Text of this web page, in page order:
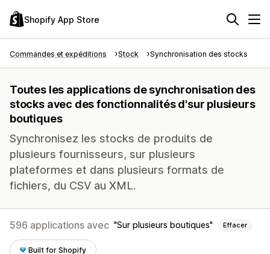
Shopify App Store
Commandes et expéditions Stock Synchronisation des stocks
Toutes les applications de synchronisation des
stocks avec des fonctionnalités d'sur plusieurs
boutiques
Synchronisez les stocks de produits de
plusieurs fournisseurs, sur plusieurs
plateformes et dans plusieurs formats de
fichiers, du CSV au XML.
596 applications avec Sur plusieurs boutiques Effacer
Built for Shopify